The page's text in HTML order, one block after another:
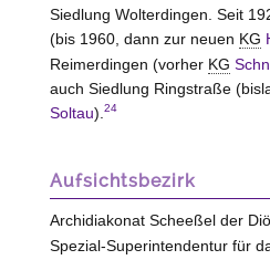
Siedlung Wolterdingen. Seit
(bis 1960, dann zur neuen KG
Reimerdingen (vorher KG
auch Siedlung Ringstraße
Soltau). 24
Aufsichtsbezirk
Archidiakonat Scheeßel der
Spezial-Superintendentur für